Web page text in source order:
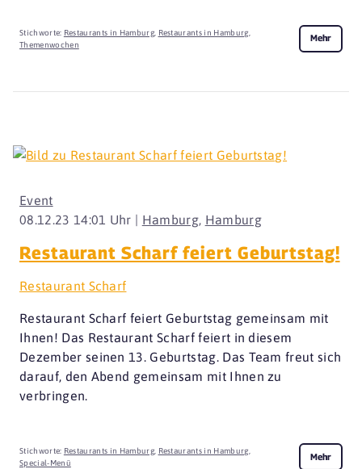
Stichworte: Restaurants in Hamburg, Restaurants in Hamburg,
Themenwochen
Mehr
08.12.23 14:01 Uhr | Hamburg, Hamburg
Event
Restaurant Scharf feiert Geburtstag!
Restaurant Scharf
Restaurant Scharf feiert Geburtstag gemeinsam mit
Ihnen! Das Restaurant Scharf feiert in diesem
Dezember seinen 13. Geburtstag. Das Team freut sich
darauf, den Abend gemeinsam mit Ihnen zu
verbringen.
Stichworte: Restaurants in Hamburg, Restaurants in Hamburg,
Special-Menü
Mehr